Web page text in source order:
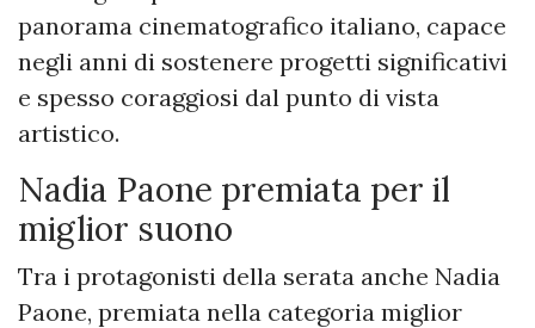
panorama cinematografico italiano, capace
negli anni di sostenere progetti significativi
e spesso coraggiosi dal punto di vista
artistico.
Nadia Paone premiata per il
miglior suono
Tra i protagonisti della serata anche Nadia
Paone, premiata nella categoria miglior